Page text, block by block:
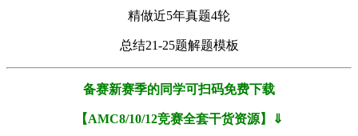
精做近5年真题4轮
总结21-25题解题模板
备赛新赛季的同学可扫码免费下载
【AMC8/10/12竞赛全套干货资源】⇓